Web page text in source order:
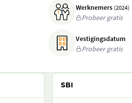
Werknemers (2024)
Probeer gratis
Vestigingsdatum
Probeer gratis
SBI